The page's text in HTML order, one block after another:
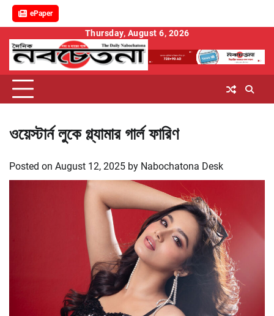
ePaper
content
Thursday, August 6, 2026
ওয়েস্টার্ন লুকে গ্ল্যামার গার্ল ফারিণ
Posted on August 12, 2025 by Nabochatona Desk